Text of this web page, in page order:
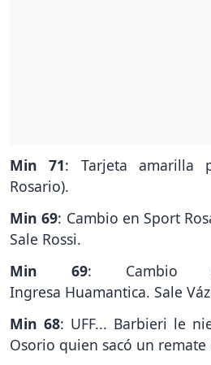
Min 71: Tarjeta amarilla
Rosario).
Min 69: Cambio en Sport
Sale Rossi.
Min 69: Cambio
Ingresa Huamantica. Sale
Min 68: UFF... Barbieri le
Osorio quien sacó un